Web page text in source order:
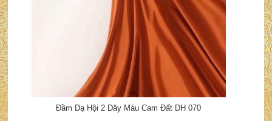
Đầm Dạ Hội 2 Dây Màu Cam Đất DH 070